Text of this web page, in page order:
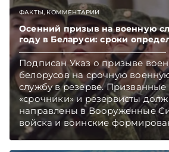
ФАКТЫ, КОММЕНТАРИИ
Осенний призыв на военную
году в Беларуси: сроки
Подписан Указ о призыве
белорусов на срочную
службу в резерве.
«срочники» и резервисты
направлены в Вооруженные
войска и воинские
1 декабря 2026 г. Накануне